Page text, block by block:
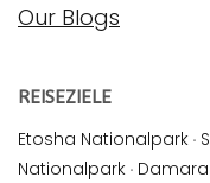
Our Blogs
REISEZIELE
Etosha Nationalpark ·
Nationalpark ·